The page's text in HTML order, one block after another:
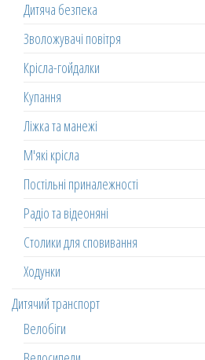
Дитяча безпека
Зволожувачі повітря
Крісла-гойдалки
Купання
Ліжка та манежі
М'які крісла
Постільні приналежності
Радіо та відеоняні
Столики для сповивання
Ходунки
Дитячий транспорт
Велобіги